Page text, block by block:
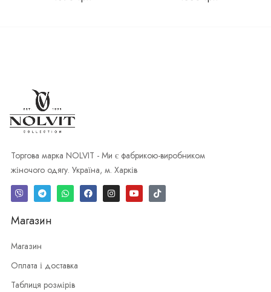
Торгова марка NOLVIT - Ми є фабрикою-виробником
жіночого одягу. Україна, м. Харків
Магазин
Магазин
Оплата і доставка
Таблиця розмірів